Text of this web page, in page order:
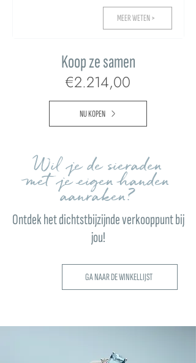
MEER WETEN >
Koop ze samen
€2.214,00
NU KOPEN
Wil je de sieraden
met je eigen handen
aanraken?
Ontdek het dichtstbijzijnde verkooppunt bij
jou!
GA NAAR DE WINKELLIJST